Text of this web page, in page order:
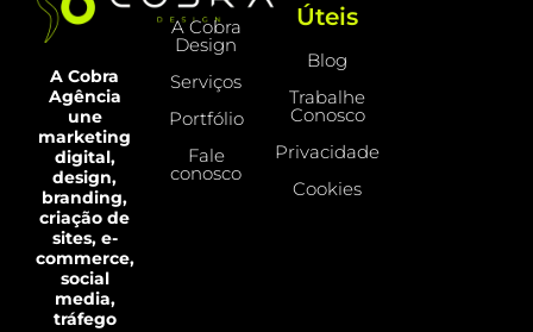
A Cobra
Agência
une
marketing
digital,
design,
branding,
criação de
sites, e-
commerce,
social
media,
tráfego
A Cobra
Design
Serviços
Portfólio
Fale
conosco
Úteis
Blog
Trabalhe
Conosco
Privacidade
Cookies